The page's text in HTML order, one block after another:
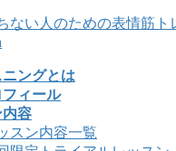
ングとは
ィール
内容
スン内容一覧